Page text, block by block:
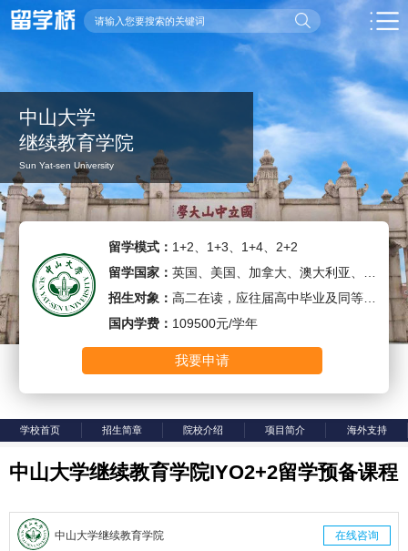
中山大学
继续教育学院
Sun Yat-sen University
留学模式： 1+2、1+3、1+4、2+2
留学国家： 英国、美国、加拿大、澳大利亚、新加坡、新西兰、马来西亚
招生对象： 高二在读，应往届高中毕业及同等学历
国内学费： 109500元/学年
我要申请
学校首页 招生简章 院校介绍 项目简介 海外支持
中山大学继续教育学院IYO2+2留学预备课程
中山大学继续教育学院 在线咨询